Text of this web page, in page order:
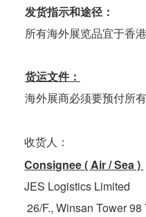
发货指示和途径：
所有海外展览品宜于香
货运文件：
海外展商必须要预付所
收货人：
Consignee ( Air / Sea )
JES Logistics Limited
26/F., Winsan Tower